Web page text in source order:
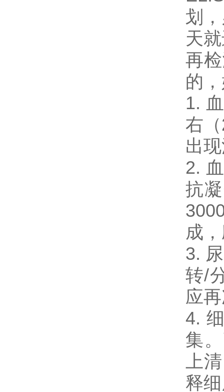
划
天
再
的
1.
右
出
2.
抗
成
3.
转/
应
4.
集
上
释